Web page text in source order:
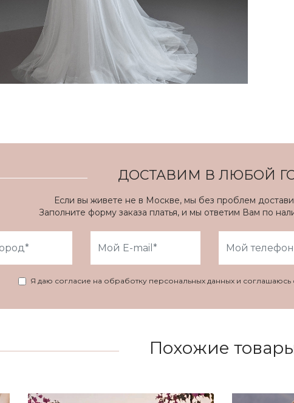
ДОСТАВИМ В ЛЮБОЙ
Если вы живете не в Москве, мы без проблем
Заполните форму заказа платья, и мы ответим Вам по
Я даю согласие на обработку персональных данных и
Похожие